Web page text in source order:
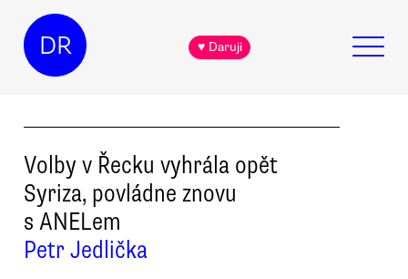
DR ♥ Daruji
Volby v Řecku vyhrála opět
Syriza, povládne znovu
s ANELem
Petr Jedlička